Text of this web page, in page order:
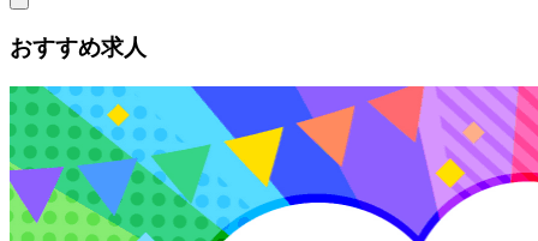
おすすめ求人